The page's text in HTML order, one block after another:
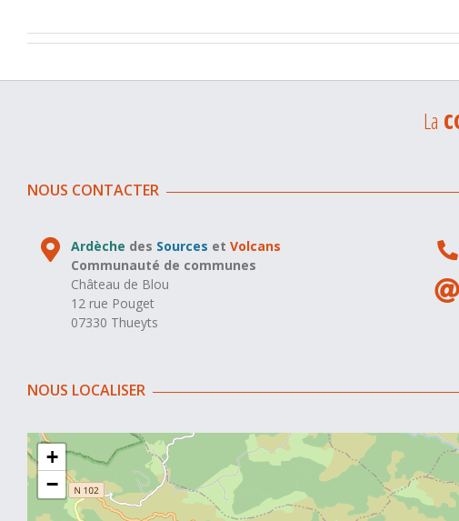
La
NOUS CONTACTER
Ardèche des Sources etVolcans
Communauté de communes
Château de Blou
12 rue Pouget
07330 Thueyts
NOUS LOCALISER
+
−